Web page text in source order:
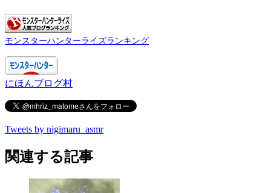
モンスターハンターライズランキング
にほんブログ村
Tweets by nigimaru_asmr
関連する記事